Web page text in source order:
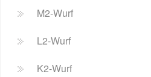
M2-Wurf
L2-Wurf
K2-Wurf